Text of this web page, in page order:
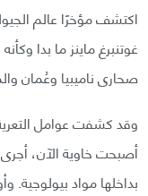
اكتشف مؤخرًا عالم
غوتنبرغ ماينز ما بدا
صحارى ناميبيا وعُمان
وقد كشفت عوامل
أصبحت خاوية الآن،
بداخلها مواد